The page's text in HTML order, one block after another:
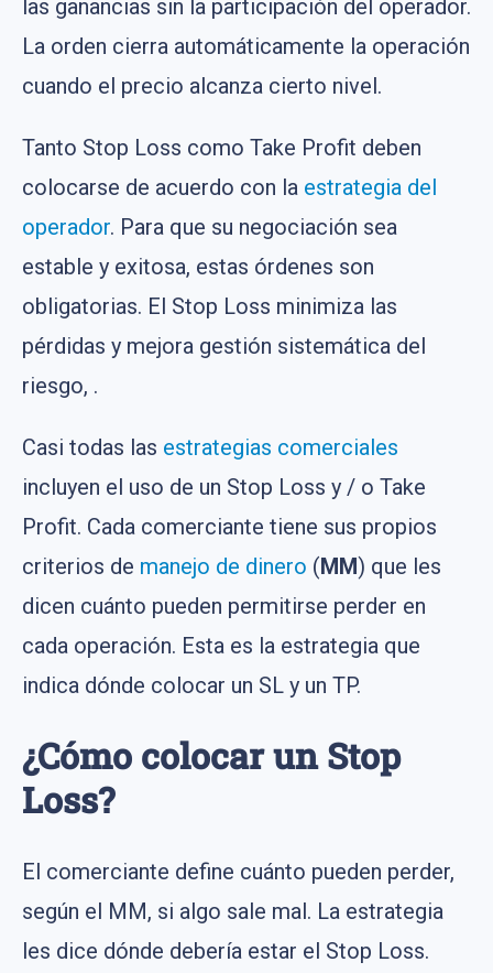
las ganancias sin la participación del operador.
La orden cierra automáticamente la operación
cuando el precio alcanza cierto nivel.
Tanto Stop Loss como Take Profit deben
colocarse de acuerdo con la estrategia del
operador. Para que su negociación sea
estable y exitosa, estas órdenes son
obligatorias. El Stop Loss minimiza las
pérdidas y mejora gestión sistemática del
riesgo, .
Casi todas las estrategias comerciales
incluyen el uso de un Stop Loss y / o Take
Profit. Cada comerciante tiene sus propios
criterios de manejo de dinero (MM) que les
dicen cuánto pueden permitirse perder en
cada operación. Esta es la estrategia que
indica dónde colocar un SL y un TP.
¿Cómo colocar un Stop
Loss?
El comerciante define cuánto pueden perder,
según el MM, si algo sale mal. La estrategia
les dice dónde debería estar el Stop Loss.